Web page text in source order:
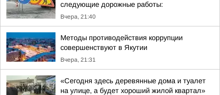
следующие дорожные работы:
Вчера, 21:40
Методы противодействия коррупции
совершенствуют в Якутии
Вчера, 21:31
«Сегодня здесь деревянные дома и туалет
на улице, а будет хороший жилой квартал»